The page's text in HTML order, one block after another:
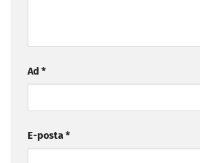
Ad *
E-posta*